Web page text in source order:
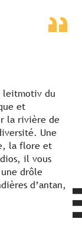
leitmotiv du
et
la rivière de
Une
la flore et
il vous
drôle
d’antan,